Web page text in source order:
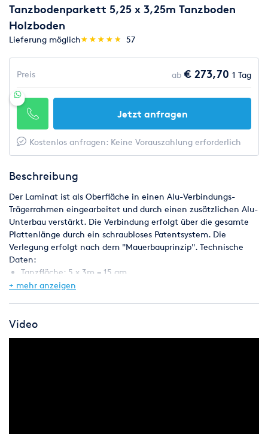
Tanzbodenparkett 5,25 x 3,25m Tanzboden
Holzboden
Lieferung möglich(*)
★
★
(*)★
★
(*) ★
★
(*) ★
★
(*) ★
★ 57
Preis ab € 273,70 1 Tag
Jetzt anfragen
Kostenlos anfragen: Keine Vorauszahlung erforderlich
Beschreibung
Der Laminat ist als Oberfläche in einen Alu-Verbindungs-
Trägerrahmen eingearbeitet und durch einen zusätzlichen Alu-
Unterbau verstärkt. Die Verbindung erfolgt über die gesamte
Plattenlänge durch ein schraubloses Patentsystem. Die
Verlegung erfolgt nach dem "Mauerbauprinzip". Technische
Daten:
Tanzfläche: 5 x 3m = 15 qm
Gesamtfläche: 5,24 x 3,24m
+ mehr anzeigen
Video